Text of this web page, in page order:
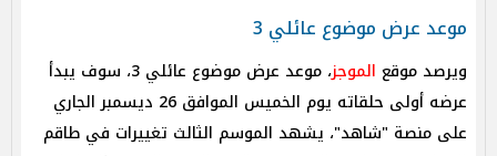
موعد عرض موضوع عائلي 3
ويرصد موقع الموجز
، موعد عرض موضوع عائلي 3، سوف يبدأ
عرضه أولى حلقاته يوم الخميس الموافق 26 ديسمبر الجاري
على منصة "شاهد"، يشهد الموسم الثالث تغييرات في طاقم